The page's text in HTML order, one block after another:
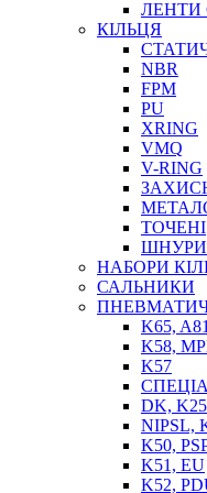
МАСТИЛЬНЕ
ПІСТОЛЕТИ
НАСОСИ ТА ПОМПИ
НАГНІТАЧІ
МУФТИ
МАСЛЯНКИ, ЛІЙКИ
ПРЕС-МАСЛЯНКИ
ШЛАНГИ, ТРУБКИ
ШПРИЦИ
ЛЕНТИ
КІЛЬЦЯ
NBR
FPM
PU
XRING
VMQ
V-RING
ТОЧЕНІ
ШНУРИ
НАБОРИ
САЛЬНИКИ
K65,
K58,
K57
DK, K25
NIPSL,
K50,
K51, EU
K52,